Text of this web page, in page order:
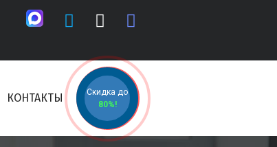
КОНТАКТЫ
Скидка до
80%!